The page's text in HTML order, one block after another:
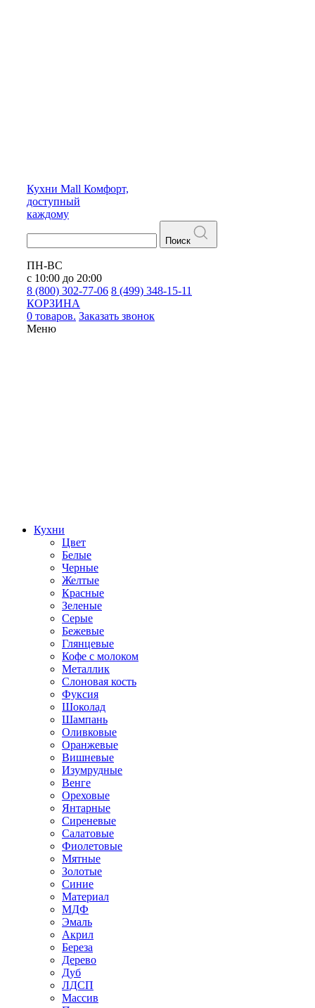
Кухни Mall Комфорт,
доступный
каждому
Поиск
ПН-ВС
с 10:00 до 20:00
8 (800) 302-77-06 8 (499) 348-15-11
КОРЗИНА
0 товаров. Заказать звонок
Меню
Кухни
Цвет
Белые
Черные
Желтые
Красные
Зеленые
Серые
Бежевые
Глянцевые
Кофе с молоком
Металлик
Слоновая кость
Фуксия
Шоколад
Шампань
Оливковые
Оранжевые
Вишневые
Изумрудные
Венге
Ореховые
Янтарные
Сиреневые
Салатовые
Фиолетовые
Мятные
Золотые
Синие
Материал
МДФ
Эмаль
Акрил
Береза
Дерево
Дуб
ЛДСП
Массив